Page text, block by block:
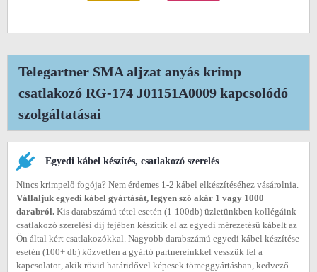
Telegartner SMA aljzat anyás krimp
csatlakozó RG-174 J01151A0009 kapcsolódó
szolgáltatásai
Egyedi kábel készítés, csatlakozó szerelés
Nincs krimpelő fogója? Nem érdemes 1-2 kábel elkészítéséhez vásárolnia.
Vállaljuk egyedi kábel gyártását, legyen szó akár 1 vagy 1000
darabról. Kis darabszámú tétel esetén (1-100db) üzletünkben kollégáink
csatlakozó szerelési díj fejében készítik el az egyedi mérezetésű kábelt az
Ön által kért csatlakozókkal. Nagyobb darabszámú egyedi kábel készítése
esetén (100+ db) közvetlen a gyártó partnereinkkel vesszük fel a
kapcsolatot, akik rövid határidővel képesek tömeggyártásban, kedvező